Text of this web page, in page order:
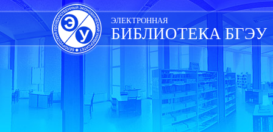
Skip
navigation
ЭЛЕКТРОННАЯ
БИБЛИОТЕКА БГЭУ